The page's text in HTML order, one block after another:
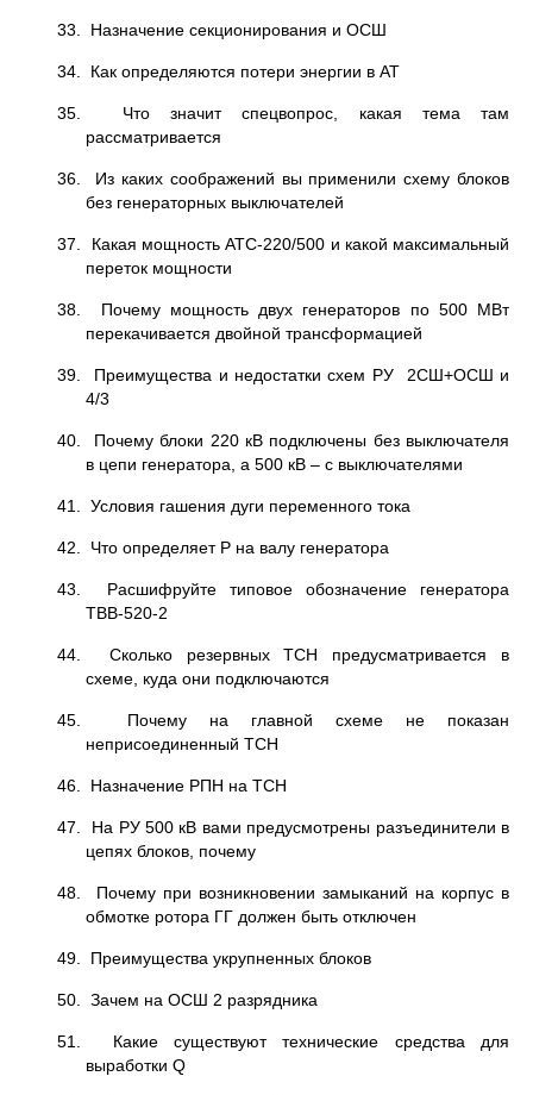
33. Назначение секционирования и ОСШ
34. Как определяются потери энергии в АТ
35. Что значит спецвопрос, какая тема там
рассматривается
36. Из каких соображений вы применили схему блоков
без генераторных выключателей
37. Какая мощность АТС-220/500 и какой максимальный
переток мощности
38. Почему мощность двух генераторов по 500 МВт
перекачивается двойной трансформацией
39. Преимущества и недостатки схем РУ 2СШ+ОСШ и
4/3
40. Почему блоки 220 кВ подключены без выключателя
в цепи генератора, а 500 кВ – с выключателями
41. Условия гашения дуги переменного тока
42. Что определяет Р на валу генератора
43. Расшифруйте типовое обозначение генератора
ТВВ-520-2
44. Сколько резервных ТСН предусматривается в
схеме, куда они подключаются
45. Почему на главной схеме не показан
неприсоединенный ТСН
46. Назначение РПН на ТСН
47. На РУ 500 кВ вами предусмотрены разъединители в
цепях блоков, почему
48. Почему при возникновении замыканий на корпус в
обмотке ротора ГГ должен быть отключен
49. Преимущества укрупненных блоков
50. Зачем на ОСШ 2 разрядника
51. Какие существуют технические средства для
выработки Q